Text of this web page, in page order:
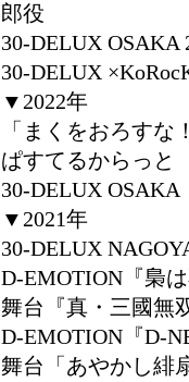
郎役
30-DELUX
30-DELUX
▼2022年
「まくをおろすな
ぱすてるからっと
30-DELUX
▼2021年
30-DELUX
D-EMOTION『梟
舞台『真・三國無
D-EMOTION『D-
舞台「あやかし緋